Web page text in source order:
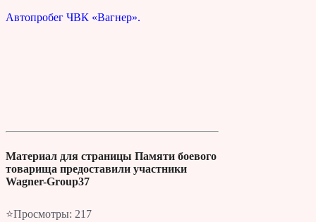
Автопробег ЧВК «Вагнер».
Материал для страницы Памяти боевого
товарища предоставили участники
Wagner-Group37
⭐Просмотры: 217